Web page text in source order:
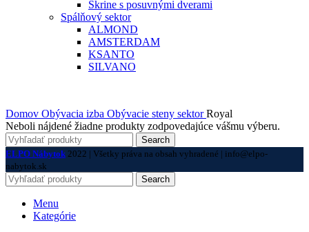
Skrine s posuvnými dverami
Spálňový sektor
ALMOND
AMSTERDAM
KSANTO
SILVANO
Domov Obývacia izba Obývacie steny sektorRoyal
Neboli nájdené žiadne produkty zodpovedajúce vášmu výberu.
Search
ELPO Nábytok 2022 | Všetky práva na obsah vyhradené | info@elpo-
nabytok.sk
Search
Menu
Kategórie